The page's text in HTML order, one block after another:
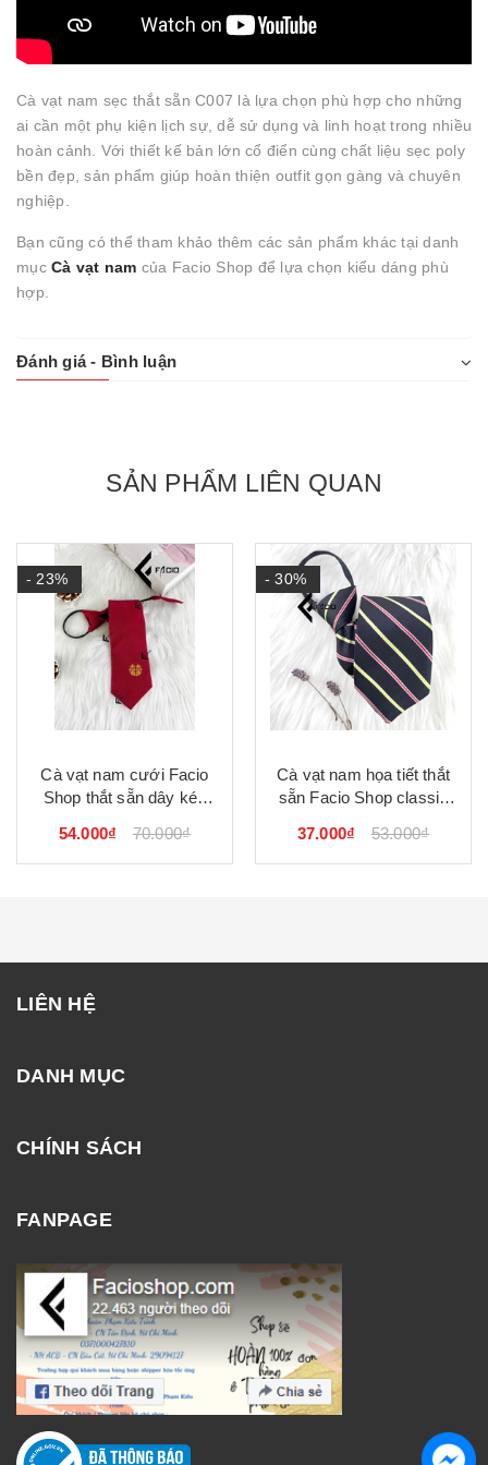
Cà vạt nam sẹc thắt sẵn C007 là lựa chọn phù hợp cho những
ai cần một phụ kiện lịch sự, dễ sử dụng và linh hoạt trong nhiều
hoàn cảnh. Với thiết kế bản lớn cổ điển cùng chất liệu sẹc poly
bền đẹp, sản phẩm giúp hoàn thiện outfit gọn gàng và chuyên
nghiệp.
Bạn cũng có thể tham khảo thêm các sản phẩm khác tại danh
mục Cà vạt nam của Facio Shop để lựa chọn kiểu dáng phù
hợp.
Đánh giá - Bình luận
SẢN PHẨM LIÊN QUAN
- 23%
Cà vạt nam cưới Facio
Shop thắt sẵn dây kéo
54.000₫ 70.000₫
- 30%
Cà vạt nam họa tiết thắt
sẵn Facio Shop classic
37.000₫ 53.000₫
LIÊN HỆ
DANH MỤC
CHÍNH SÁCH
FANPAGE